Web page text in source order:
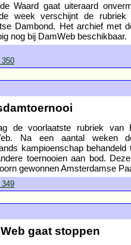
Waard gaat uiteraard
week verschijnt de
Dambond. Het archief met
nog bij DamWeb beschikbaar.
350
de voorlaatste rubriek van
Na een aantal weken
kampioenschap
toernooien aan bod.
gewonnen Amsterdamse
349
gaat stoppen